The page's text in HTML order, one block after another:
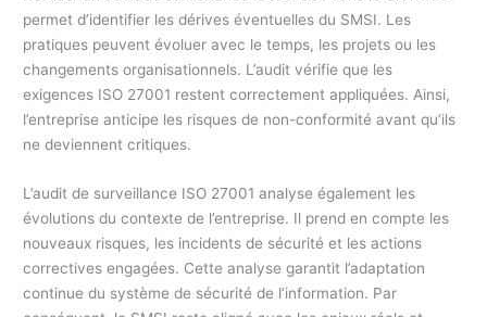
permet d’identifier les dérives éventuelles du SMSI. Les
pratiques peuvent évoluer avec le temps, les projets ou les
changements organisationnels. L’audit vérifie que les
exigences ISO 27001 restent correctement appliquées. Ainsi,
l’entreprise anticipe les risques de non-conformité avant qu’ils
ne deviennent critiques.
L’audit de surveillance ISO 27001 analyse également les
évolutions du contexte de l’entreprise. Il prend en compte les
nouveaux risques, les incidents de sécurité et les actions
correctives engagées. Cette analyse garantit l’adaptation
continue du système de sécurité de l’information. Par